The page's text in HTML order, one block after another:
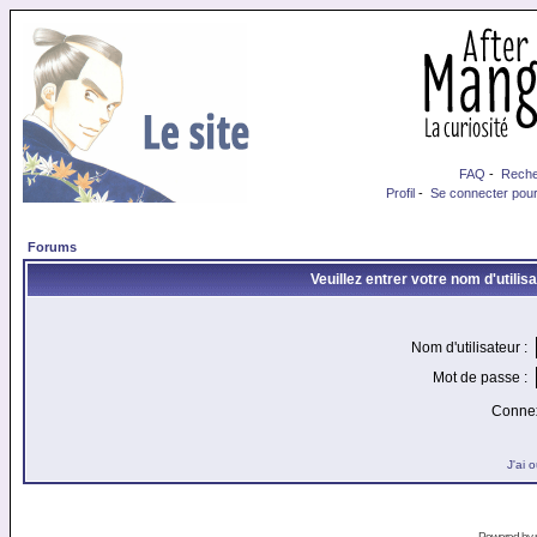
FAQ -
Profil - Se connecter
Forums
Veuillez entrer votre nom
Nom d'utilisateur :
Mot de passe :
J'ai